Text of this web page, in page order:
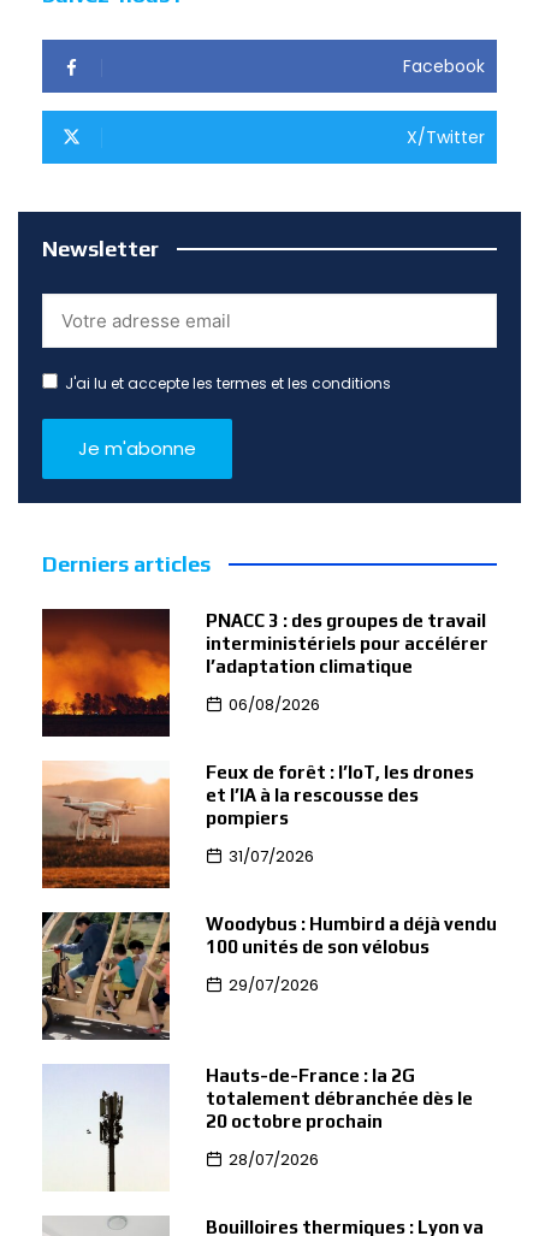
Facebook
X/Twitter
Newsletter
J'ai lu et accepte les termes et les conditions
Derniers articles
PNACC 3 : des groupes de travail
interministériels pour accélérer
l’adaptation climatique
06/08/2026
Feux de forêt : l’IoT, les drones
et l’IA à la rescousse des
pompiers
31/07/2026
Woodybus : Humbird a déjà vendu
100 unités de son vélobus
29/07/2026
Hauts-de-France : la 2G
totalement débranchée dès le
20 octobre prochain
28/07/2026
Bouilloires thermiques : Lyon va